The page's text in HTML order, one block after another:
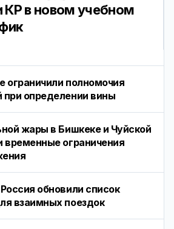
КР в новом учебном
ограничили полномочия
при определении вины
жары в Бишкеке и Чуйской
временные ограничения
обновили список
взаимных поездок